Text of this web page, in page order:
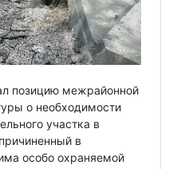
позицию межрайонной
о необходимости
участка в
в
особо охраняемой